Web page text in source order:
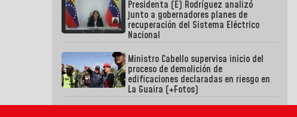
Presidenta (E) Rodríguez analizó
junto a gobernadores planes de
recuperación del Sistema Eléctrico
Nacional
Ministro Cabello supervisa inicio del
proceso de demolición de
edificaciones declaradas en riesgo en
La Guaira (+Fotos)